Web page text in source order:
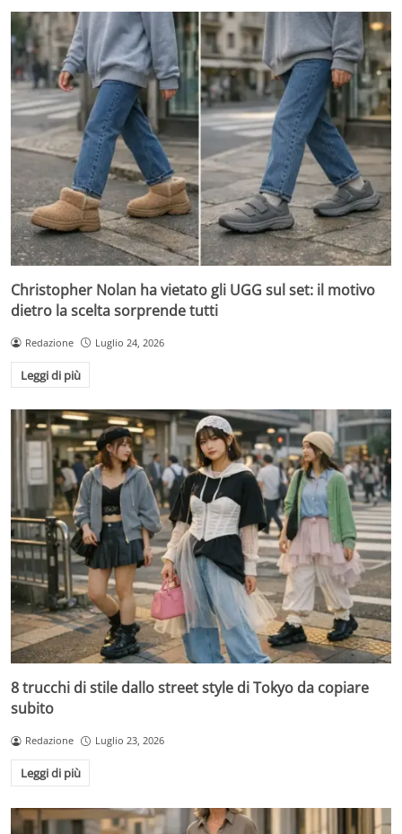
Christopher Nolan ha vietato gli UGG sul set: il motivo
dietro la scelta sorprende tutti
Redazione Luglio 24, 2026
Leggi di più
8 trucchi di stile dallo street style di Tokyo da copiare
subito
Redazione Luglio 23, 2026
Leggi di più